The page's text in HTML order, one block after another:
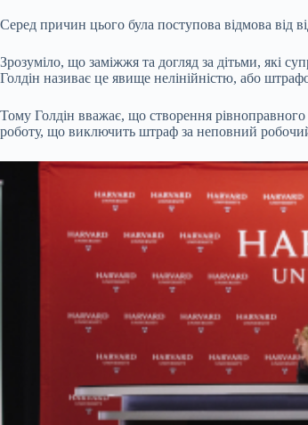
Серед причин цього була поступова відмова від
Зрозуміло, що заміжжя та догляд за дітьми, які
Голдін називає це явище нелінійністю, або
Тому Голдін вважає, що створення рівноправного
роботу, що виключить штраф за неповний